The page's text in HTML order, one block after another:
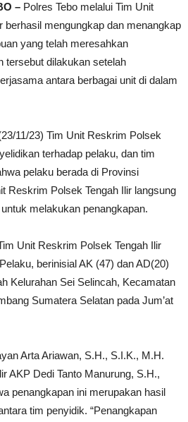
– Polres Tebo melalui Tim Unit
berhasil mengungkap dan menangkap
yang telah meresahkan
tersebut dilakukan setelah
antara berbagai unit di dalam
11/23) Tim Unit Reskrim Polsek
terhadap pelaku, dan tim
pelaku berada di Provinsi
Reskrim Polsek Tengah Ilir langsung
melakukan penangkapan.
Unit Reskrim Polsek Tengah Ilir
berinisial AK (47) dan AD(20)
Kelurahan Sei Selincah, Kecamatan
Sumatera Selatan pada Jum’at
Arta Ariawan, S.H., S.I.K., M.H.
AKP Dedi Tanto Manurung, S.H.,
penangkapan ini merupakan hasil
tim penyidik. “Penangkapan